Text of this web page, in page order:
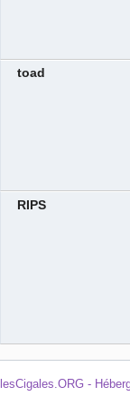
toad
RIPS
lesCigales.ORG -